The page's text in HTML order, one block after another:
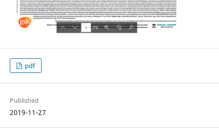
pdf
Published
2019-11-27